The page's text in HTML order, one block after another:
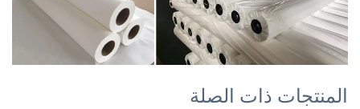
المنتجات ذات الصلة